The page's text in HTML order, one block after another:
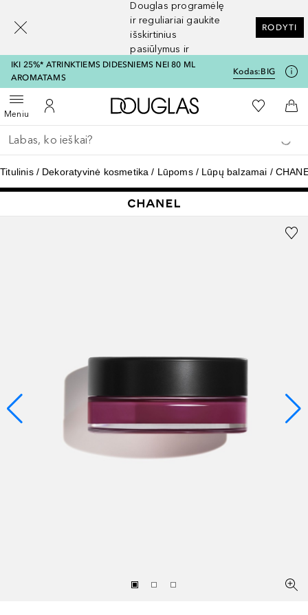
Douglas programėlę
ir reguliariai gaukite
išskirtinius
pasiūlymus ir
nuolaidas
RODYTI
IKI 25%* ATRINKTIEMS DIDESNIEMS NEI 80 ML
AROMATAMS
Kodas:BIG
MeniuAtidaryti meniuĮ mano paskyrą
Į Douglas pagrindinį
Į mano
Į
Grįžk atgal
Vykdykite paiešką
Titulinis Dekoratyvinė kosmetika Lūpoms Lūpų balzamai
[navigation.slideout.screenreader]